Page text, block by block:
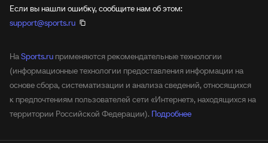
Если вы нашли ошибку, сообщите нам об этом:
support@sports.ru
НаSports.ru применяются рекомендательные технологии
(информационные технологии предоставления информации на
основе сбора, систематизации и анализа сведений, относящихся
к предпочтениям пользователей сети «Интернет», находящихся на
территории Российской Федерации). Подробнее